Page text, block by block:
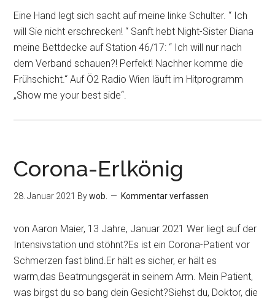
Eine Hand legt sich sacht auf meine linke Schulter. “ Ich
will Sie nicht erschrecken! “ Sanft hebt Night-Sister Diana
meine Bettdecke auf Station 46/17: “ Ich will nur nach
dem Verband schauen?! Perfekt! Nachher komme die
Frühschicht.“ Auf Ö2 Radio Wien läuft im Hitprogramm
„Show me your best side“.
Corona-Erlkönig
28. Januar 2021 Bywob. Kommentar verfassen
von Aaron Maier, 13 Jahre, Januar 2021 Wer liegt auf der
Intensivstation und stöhnt?Es ist ein Corona-Patient vor
Schmerzen fast blind.Er hält es sicher, er hält es
warm,das Beatmungsgerät in seinem Arm. Mein Patient,
was birgst du so bang dein Gesicht?Siehst du, Doktor, die